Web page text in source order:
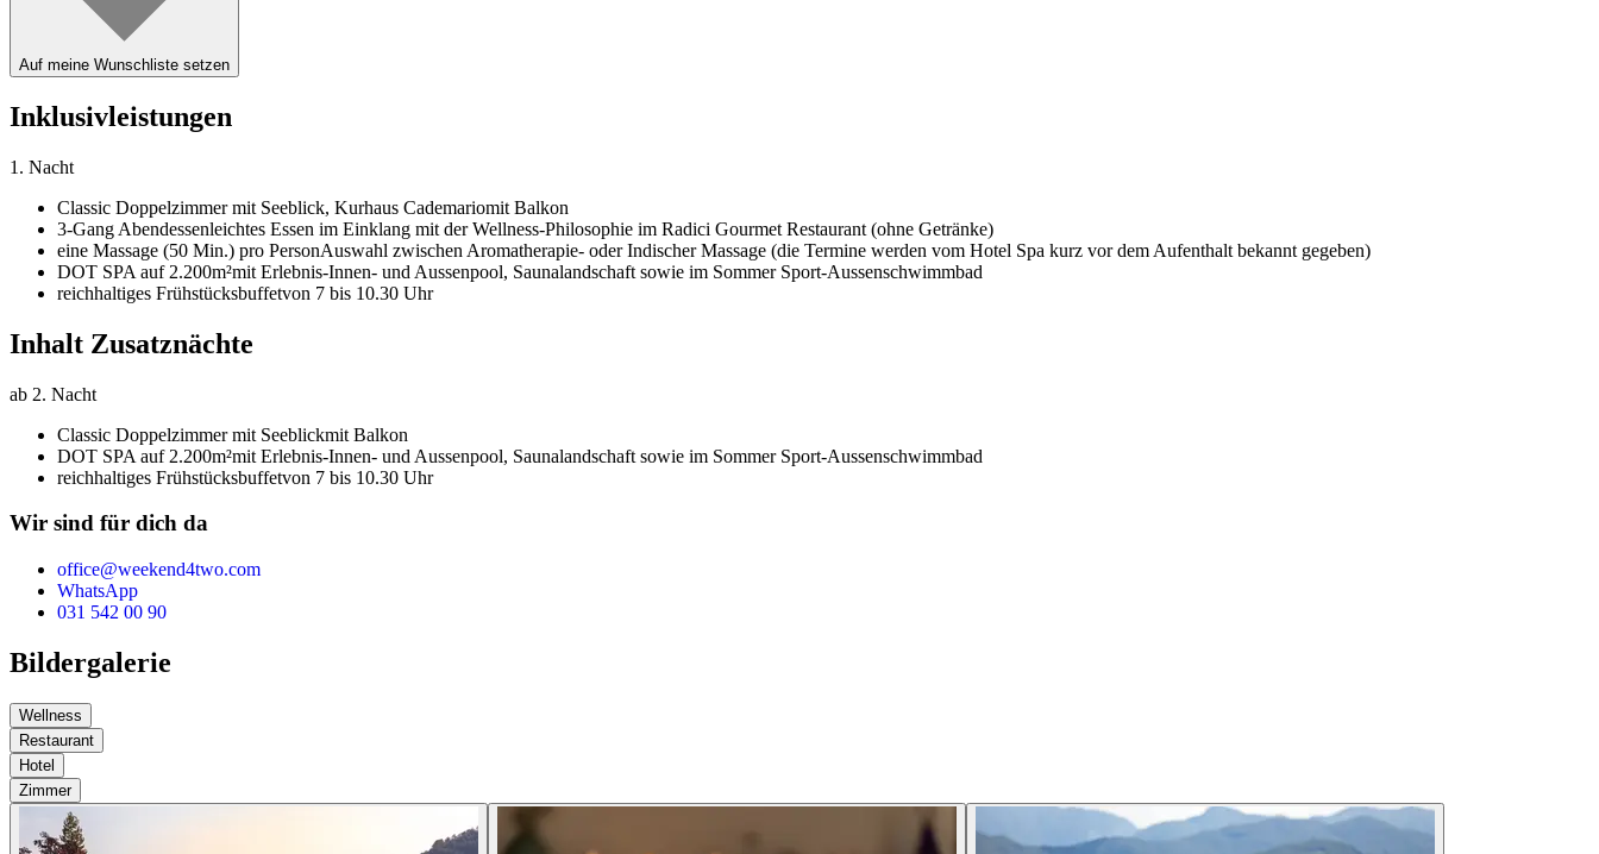
Auf meine Wunschliste setzen
Inklusivleistungen
1. Nacht
Classic Doppelzimmer mit Seeblick, Kurhaus Cademariomit Balkon
3-Gang Abendessenleichtes Essen im Einklang mit der Wellness-Philosophie im Radici Gourmet Restaurant (ohne Getränke)
eine Massage (50 Min.) pro PersonAuswahl zwischen Aromatherapie- oder Indischer Massage (die Termine werden vom Hotel Spa kurz vor dem Aufenthalt bekannt gegeben)
DOT SPA auf 2.200m²mit Erlebnis-Innen- und Aussenpool, Saunalandschaft sowie im Sommer Sport-Aussenschwimmbad
reichhaltiges Frühstücksbuffetvon 7 bis 10.30 Uhr
Inhalt Zusatznächte
ab 2. Nacht
Classic Doppelzimmer mit Seeblickmit Balkon
DOT SPA auf 2.200m²mit Erlebnis-Innen- und Aussenpool, Saunalandschaft sowie im Sommer Sport-Aussenschwimmbad
reichhaltiges Frühstücksbuffetvon 7 bis 10.30 Uhr
Wir sind für dich da
office@weekend4two.com
WhatsApp
031 542 00 90
Bildergalerie
Wellness
Restaurant
Hotel
Zimmer